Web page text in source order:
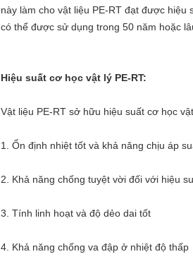
này làm cho vật liệu PE-RT đạt được
có thể được sử dụng trong 50 năm hoặc
Hiệu suất cơ học vật lý PE-RT:
Vật liệu PE-RT sở hữu hiệu suất cơ học
1. Ổn định nhiệt tốt và khả năng chịu áp
2. Khả năng chống tuyệt vời đối với hiệu
3. Tính linh hoạt và độ dẻo dai tốt
4. Khả năng chống va đập ở nhiệt độ thấp